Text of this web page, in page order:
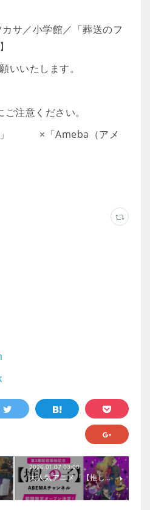
カサ／小学館／「葬送のフ
いいたします。
注意ください。
」 ×「Ameba（アメ
2026.01.07 03:00
大人気アニメ『【推し…